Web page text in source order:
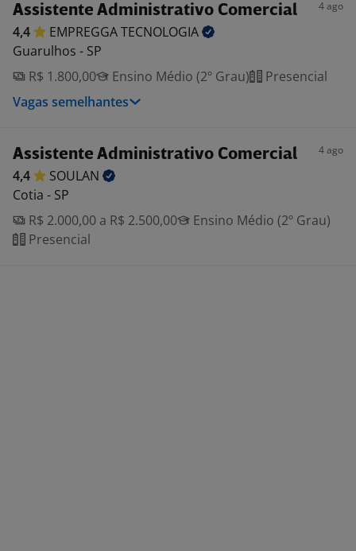
Assistente Administrativo Comercial 4 ago
4,4 EMPREGGATECNOLOGIA
Guarulhos - SP
R$ 1.800,00
Ensino Médio (2º Grau)
Presencial
Vagas semelhantes
Assistente Administrativo Comercial 4 ago
4,4
SOULAN
Cotia - SP
R$ 2.000,00 a R$ 2.500,00
Ensino Médio (2º Grau)
Presencial